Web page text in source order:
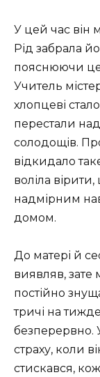
У цей час він
Рід забрала
пояснюючи це
Учитель
хлопцеві
перестали
солодощів.
відкидало
воліла
надмірним
домом.
До матері й
виявляв, зате
постійно
тричі на
безперервно.
страху, коли
стискався,